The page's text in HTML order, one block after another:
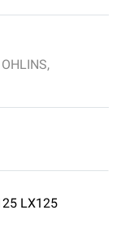
,
LX125